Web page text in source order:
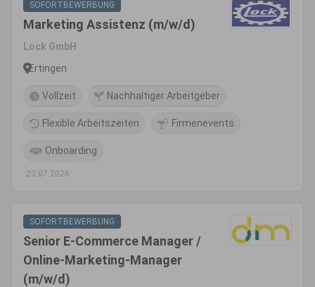
SOFORTBEWERBUNG
Marketing Assistenz (m/w/d)
Lock GmbH
Ertingen
Vollzeit Nachhaltiger Arbeitgeber
Flexible Arbeitszeiten Firmenevents
Onboarding
23.07.2026
SOFORTBEWERBUNG
Senior E-Commerce Manager /
Online-Marketing-Manager
(m/w/d)